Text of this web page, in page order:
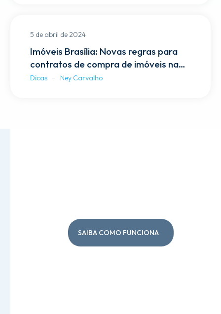
5 de abril de 2024
Imóveis Brasília: Novas regras para
contratos de compra de imóveis na
planta
Dicas Ney Carvalho
SAIBA COMO FUNCIONA